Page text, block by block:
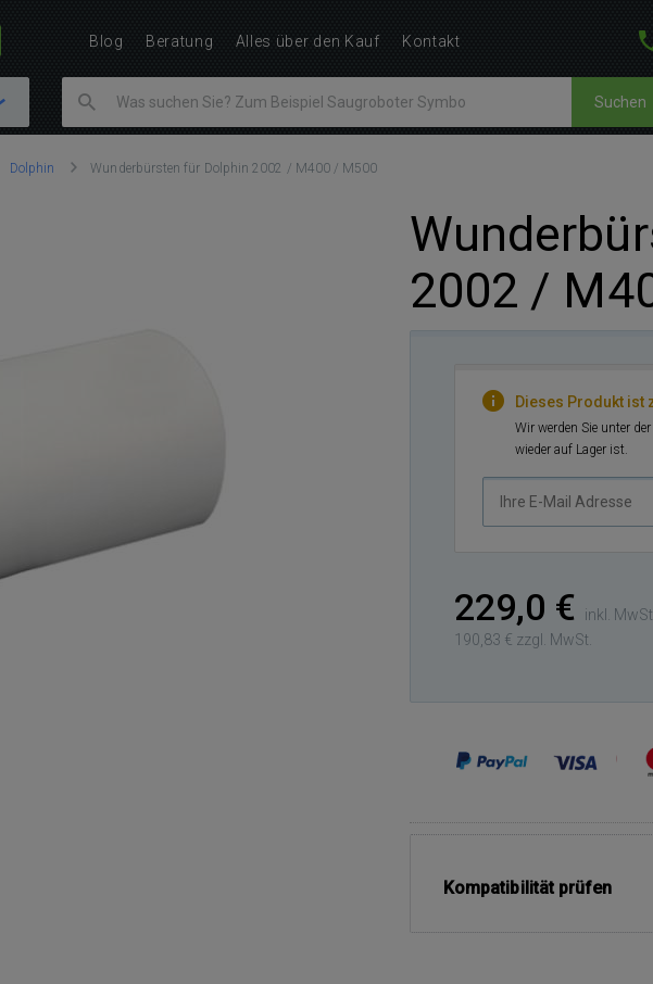
Suchen
Dolphin Wunderbürsten für Dolphin 2002 / M400 / M500
2002 /
Dieses Produkt ist
Wir werden Sie unter
wieder auf Lager ist.
229,0 €
inkl. MwSt.
190,83 € zzgl. MwSt.
Kompatibilität prüfen
Blog Beratung Alles über den Kauf Kontakt